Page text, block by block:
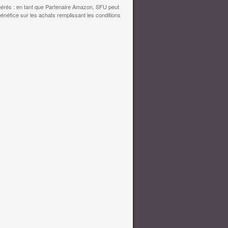
: en tant que Partenaire Amazon, SFU peut
sur les achats remplissant les conditions